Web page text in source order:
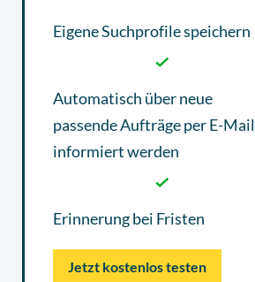
Eigene Suchprofile speichern
Automatisch über neue
passende Aufträge per E-Mail
informiert werden
Erinnerung bei Fristen
Jetzt kostenlos testen